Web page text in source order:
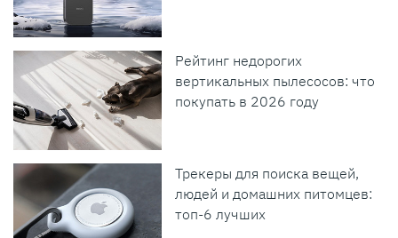
Рейтинг недорогих
вертикальных пылесосов: что
покупать в 2026 году
Трекеры для поиска вещей,
людей и домашних питомцев:
топ-6 лучших